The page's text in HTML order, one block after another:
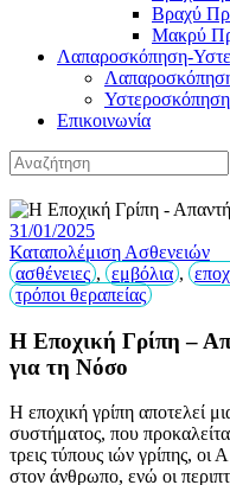
Βραχύ
Μακρύ
Λαπαροσκόπηση-
Υστεροσκόπηση
Επικοινωνία
31/01/2025
Καταπολέμιση Ασθενειών
ασθένειες , εμβόλια ,
τρόποι θεραπείας
Η Εποχική Γρίπη –
για τη Νόσο
Η εποχική γρίπη αποτελεί
συστήματος, που
τρεις τύπους ιών γρίπης, οι
στον άνθρωπο, ενώ οι